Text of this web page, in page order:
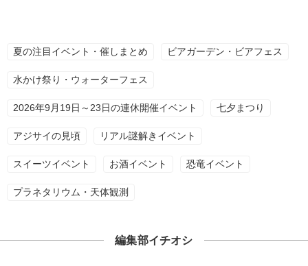
夏の注目イベント・催しまとめ ビアガーデン・ビアフェス
水かけ祭り・ウォーターフェス
2026年9月19日～23日の連休開催イベント 七夕まつり
アジサイの見頃 リアル謎解きイベント
スイーツイベント お酒イベント 恐竜イベント
プラネタリウム・天体観測
編集部イチオシ